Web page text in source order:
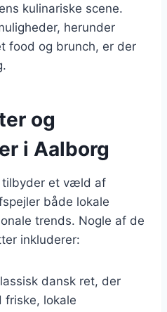
kulinariske scene.
herunder
food og brunch, er der
og
i Aalborg
tilbyder et væld af
både lokale
trends. Nogle af de
inkluderer:
dansk ret, der
friske, lokale